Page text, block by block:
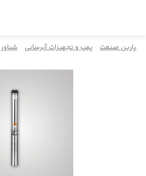
پارین صنعت پمپ و تجهیزات آبرسانی شناور